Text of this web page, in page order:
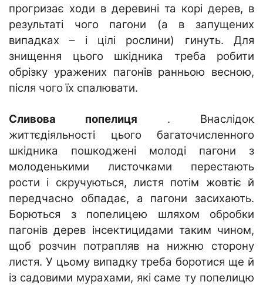
прогризає ходи в деревині та корі дерев, в
результаті чого пагони (а в запущених
випадках – і цілі рослини) гинуть. Для
знищення цього шкідника треба робити
обрізку уражених пагонів ранньою весною,
після чого їх спалювати.
Сливова попелиця . Внаслідок
життєдіяльності цього багаточисленного
шкідника пошкоджені молоді пагони з
молоденькими листочками перестають
рости і скручуються, листя потім жовтіє й
передчасно обпадає, а пагони засихають.
Борються з попелицею шляхом обробки
пагонів дерев інсектицидами таким чином,
щоб розчин потрапляв на нижню сторону
листя. У цьому випадку треба боротися ще й
із садовими мурахами, які саме ту попелицю